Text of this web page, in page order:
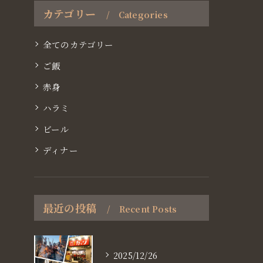
カテゴリー Categories
全てのカテゴリー
ご飯
赤身
ハラミ
ビール
ディナー
最近の投稿 Recent Posts
2025/12/26